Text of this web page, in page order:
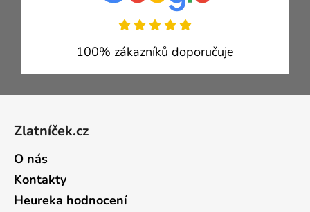
100% zákazníků doporučuje
Zlatníček.cz
O nás
Kontakty
Heureka hodnocení